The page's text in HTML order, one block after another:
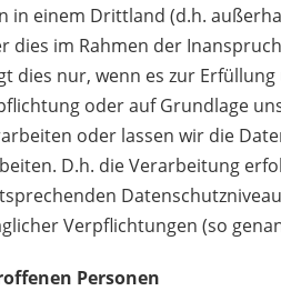
in einem Drittland (d.h.
dies im Rahmen der
dies nur, wenn es zur
oder auf Grundlage
oder lassen wir die
D.h. die Verarbeitung
Verpflichtungen (so
Personen